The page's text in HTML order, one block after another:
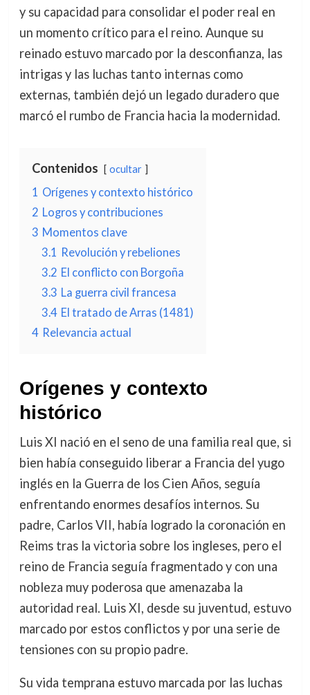
y su capacidad para consolidar el poder real en
un momento crítico para el reino. Aunque su
reinado estuvo marcado por la desconfianza, las
intrigas y las luchas tanto internas como
externas, también dejó un legado duradero que
marcó el rumbo de Francia hacia la modernidad.
Contenidos ocultar
1 Orígenes y contexto histórico
2 Logros y contribuciones
3 Momentos clave
3.1 Revolución y rebeliones
3.2 El conflicto con Borgoña
3.3 La guerra civil francesa
3.4 El tratado de Arras (1481)
4 Relevancia actual
Orígenes y contexto
histórico
Luis XI nació en el seno de una familia real que, si
bien había conseguido liberar a Francia del yugo
inglés en la Guerra de los Cien Años, seguía
enfrentando enormes desafíos internos. Su
padre, Carlos VII, había logrado la coronación en
Reims tras la victoria sobre los ingleses, pero el
reino de Francia seguía fragmentado y con una
nobleza muy poderosa que amenazaba la
autoridad real. Luis XI, desde su juventud, estuvo
marcado por estos conflictos y por una serie de
tensiones con su propio padre.
Su vida temprana estuvo marcada por las luchas